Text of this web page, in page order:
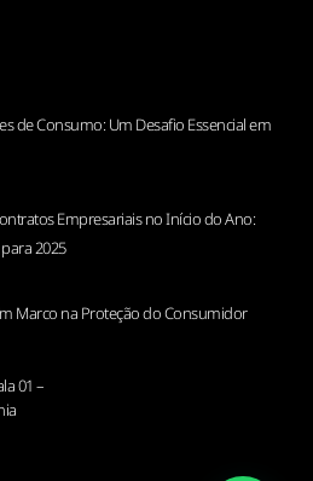
de Consumo: Um Desafio Essencial em
Empresariais no Início do Ano:
2025
Marco na Proteção do Consumidor
01 –